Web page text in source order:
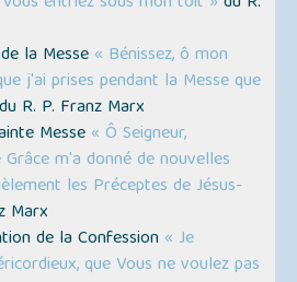
la Messe « Bénissez, ô mon
j'ai prises pendant la Messe que
du R. P. Franz Marx
Messe « Ô Seigneur,
m'a donné de nouvelles
les Préceptes de Jésus-
Marx
de la Confession « Je
que Vous ne voulez pas